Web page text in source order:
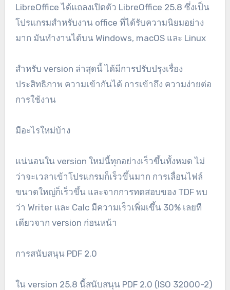
LibreOffice ได้แถลงเปิดตัว LibreOffice 25.8 ซึ่งเป็น
โปรแกรมสำหรับงาน office ที่ได้รับความนิยมอย่าง
มาก มันทำงานได้บน Windows, macOS และ Linux
สำหรับ version ล่าสุดนี้ ได้มีการปรับปรุงเรื่อง
ประสิทธิภาพ ความเข้ากันได้ การเข้าถึง ความง่ายต่อ
การใช้งาน
มีอะไรใหม่บ้าง
แน่นอนใน version ใหม่นี้ทุกอย่างเร็วขึ้นทั้งหมด ไม่
ว่าจะเวลาเข้าโปรแกรมก็เร็วขึ้นมาก การเลื่อนไฟล์
ขนาดใหญ่ก็เร็วขึ้น และจากการทดสอบของ TDF พบ
ว่า Writer และ Calc มีความเร็วเพิ่มเขึ้น 30% เลยที
เดียวจาก version ก่อนหน้า
การสนับสนุน PDF 2.0
ใน version 25.8 นี้สนับสนุน PDF 2.0 (ISO 32000-2)